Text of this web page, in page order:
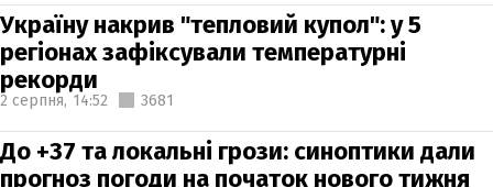
Україну накрив "тепловий купол": у 5
регіонах зафіксували температурні
рекорди
2 серпня, 14:52 3681
До +37 та локальні грози: синоптики дали
прогноз погоди на початок нового тижня